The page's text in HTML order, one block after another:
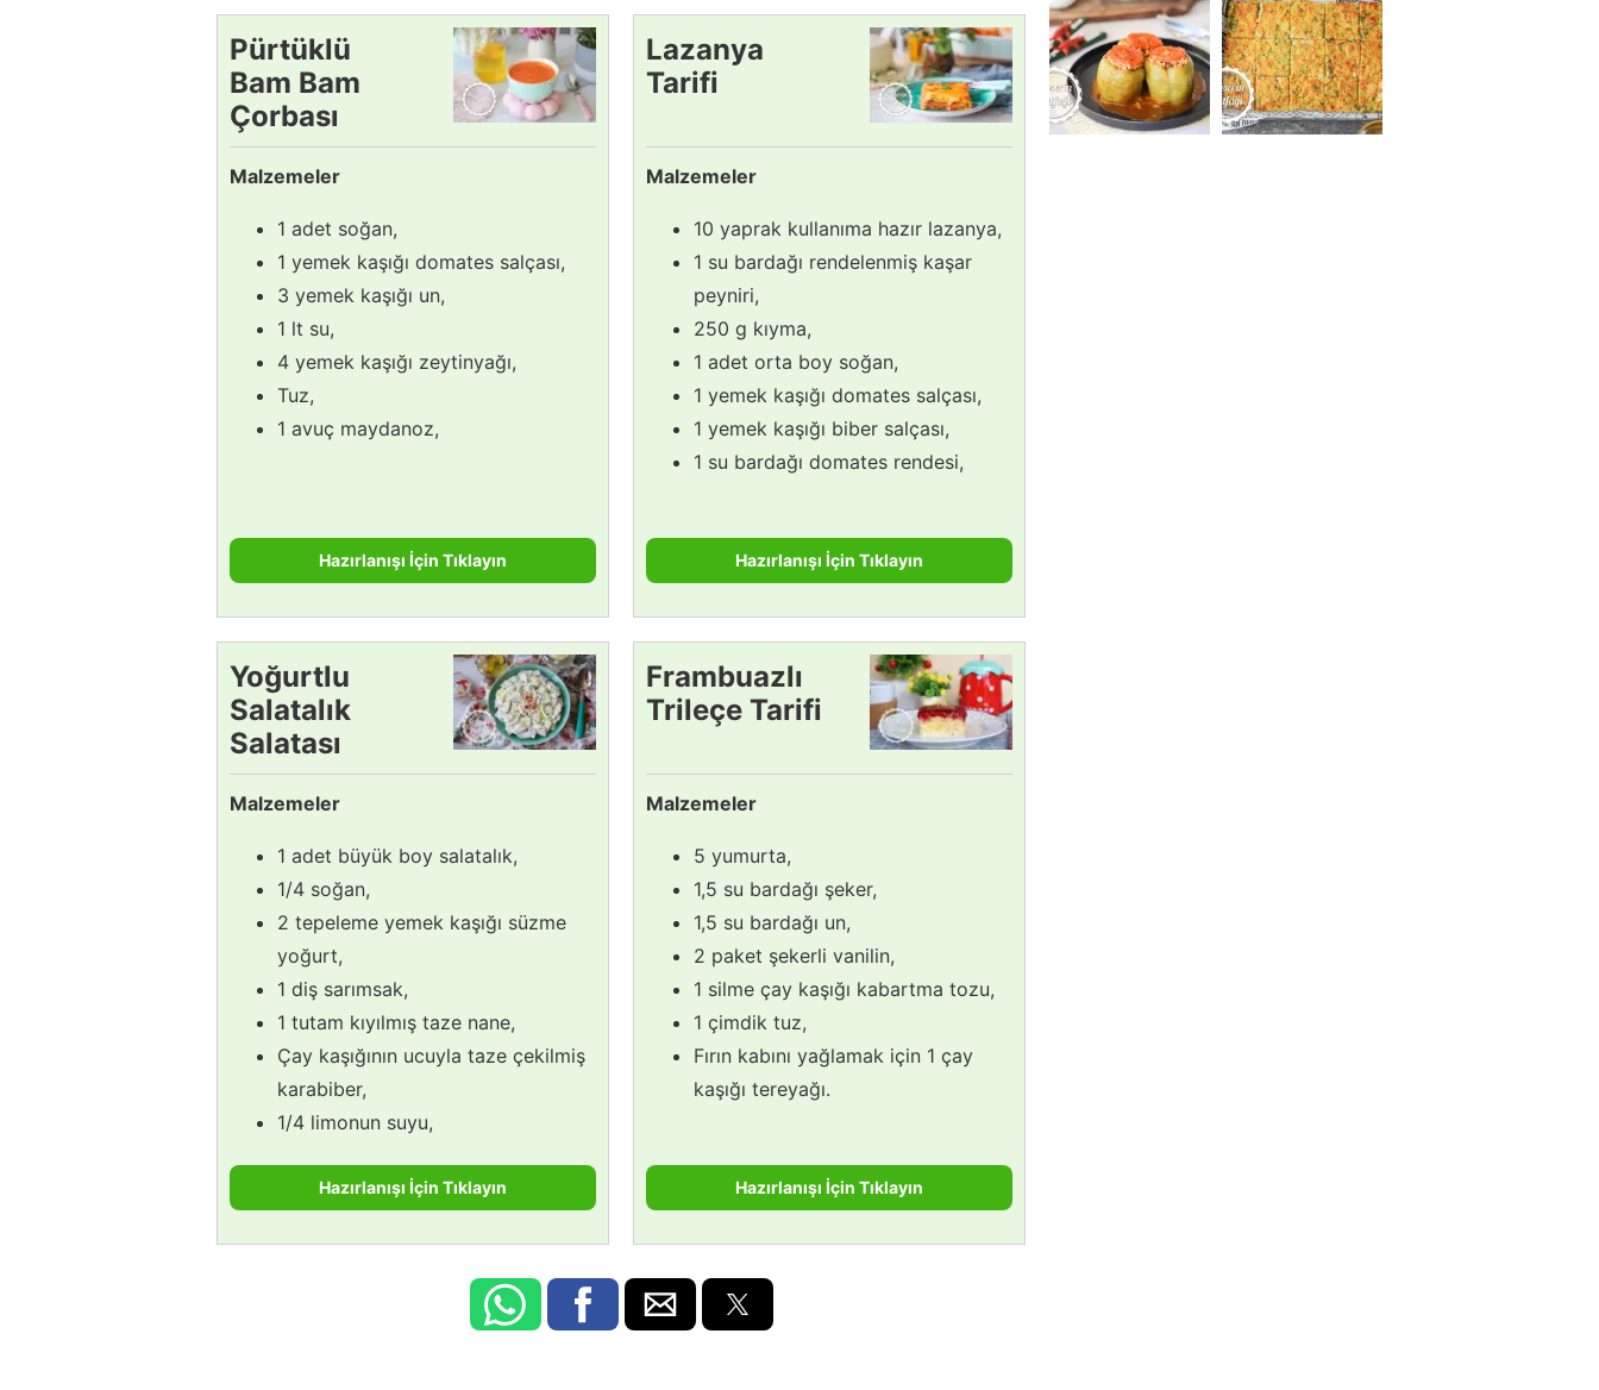
Pürtüklü
Bam Bam
Çorbası
Tarifi
Malzemeler
1 adet soğan,
1 yemek kaşığı domates salçası,
3 yemek kaşığı un,
1 lt su,
4 yemek kaşığı zeytinyağı,
Tuz,
1 avuç maydanoz,
Hazırlanışı İçin Tıklayın
Lazanya
Tarifi
Malzemeler
10 yaprak kullanıma hazır lazanya,
1 su bardağı rendelenmiş kaşar
peyniri,
250 g kıyma,
1 adet orta boy soğan,
1 yemek kaşığı domates salçası,
1 yemek kaşığı biber salçası,
1 su bardağı domates rendesi,
Hazırlanışı İçin Tıklayın
Yoğurtlu
Salatalık
Salatası
Tarifi
Malzemeler
1 adet büyük boy salatalık,
1/4 soğan,
2 tepeleme yemek kaşığı süzme
yoğurt,
1 diş sarımsak,
1 tutam kıyılmış taze nane,
Çay kaşığının ucuyla taze çekilmiş
karabiber,
1/4 limonun suyu,
Hazırlanışı İçin Tıklayın
Frambuazlı
Trileçe Tarifi
Malzemeler
5 yumurta,
1,5 su bardağı şeker,
1,5 su bardağı un,
2 paket şekerli vanilin,
1 silme çay kaşığı kabartma tozu,
1 çimdik tuz,
Fırın kabını yağlamak için 1 çay
kaşığı tereyağı.
Hazırlanışı İçin Tıklayın